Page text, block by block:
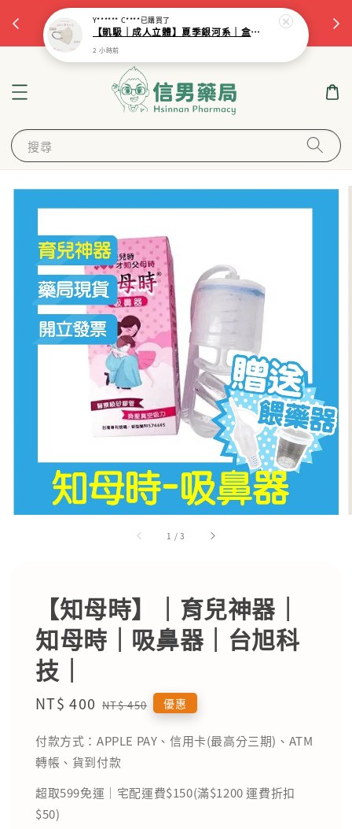
首次註冊，滿$799現抵$50 立即註冊
搜尋
1 /3
【知母時】｜育兒神器｜
知母時｜吸鼻器｜台旭科
技｜
Sale
NT$ 400 Regular
NT$ 450 優惠
付款方式：APPLE PAY、信用卡(最高分三期)、ATM
轉帳、貨到付款
超取599免運｜宅配運費$150(滿$1200 運費折扣
$50)
Y****** C****已購買了
【凱馺｜成人立體】夏季銀河系｜盒裝/20入｜醫療口罩｜獨立包裝｜
2 小時前